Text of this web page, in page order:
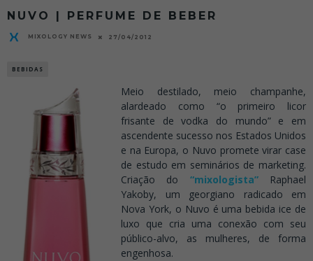
NUVO | PERFUME DE BEBER
MIXOLOGY NEWS 27/04/2012
BEBIDAS
Meio destilado, meio champanhe,
alardeado como “o primeiro licor
frisante de vodka do mundo” e em
ascendente sucesso nos Estados Unidos
e na Europa, o Nuvo promete virar case
de estudo em seminários de marketing.
Criação do “mixologista”Raphael
Yakoby, um georgiano radicado em
Nova York, o Nuvo é uma bebida ice de
luxo que cria uma conexão com seu
público-alvo, as mulheres, de forma
engenhosa.